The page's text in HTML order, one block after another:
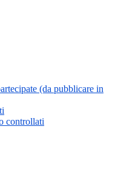
(da pubblicare in
controllati